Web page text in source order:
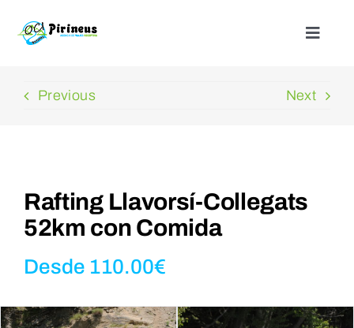
Toggle
¿Quienes somos?
Previous Next
Rafting Llavorsí-Collegats
52km con Comida
Desde 110.00€